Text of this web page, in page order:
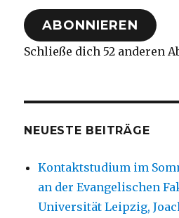
Adresse
ABONNIEREN
Schließe dich 52 anderen
NEUESTE BEITRÄGE
Kontaktstudium im
an der Evangelischen
Universität Leipzig,